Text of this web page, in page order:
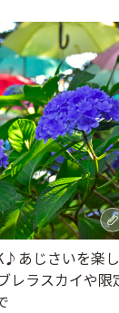
あじさいを楽し
レラスカイや限